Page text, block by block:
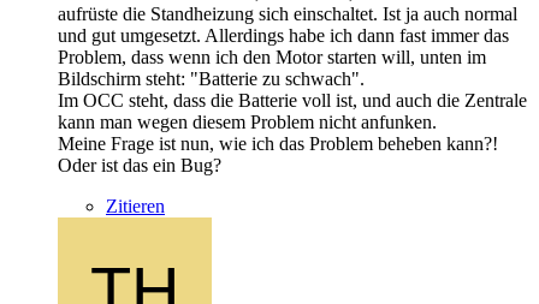
aufrüste die Standheizung sich einschaltet. Ist ja auch normal
und gut umgesetzt. Allerdings habe ich dann fast immer das
Problem, dass wenn ich den Motor starten will, unten im
Bildschirm steht: "Batterie zu schwach".
Im OCC steht, dass die Batterie voll ist, und auch die Zentrale
kann man wegen diesem Problem nicht anfunken.
Meine Frage ist nun, wie ich das Problem beheben kann?!
Oder ist das ein Bug?
Zitieren